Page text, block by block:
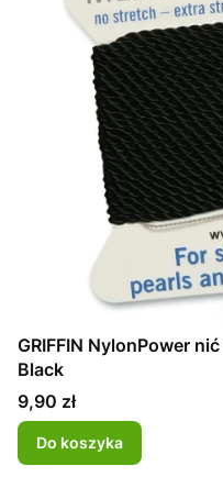
GRIFFIN NylonPower
Black
Cena
9,90 zł
Do koszyka